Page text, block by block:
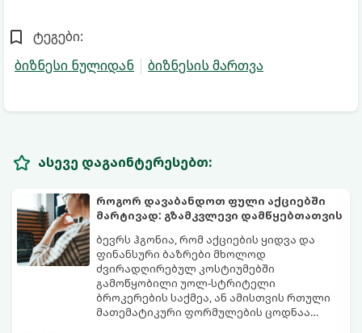
ტეგები:
ბიზნესი ნულიდან
ბიზნესის მართვა
ასევე დაგაინტერესებთ:
როგორ დავაბანდოთ ფული აქციებში
მარტივად: გზამკვლევი დამწყებთათვის
ბევრს ჰგონია, რომ აქციების ყიდვა და
ფინანსური ბაზრები მხოლოდ
ძვირადღირებულ კოსტიუმებში
გამოწყობილი უოლ-სტრიტელი
ბროკერების საქმეა, ან ამისთვის რთული
მათემატიკური ფორმულების ცოდნაა